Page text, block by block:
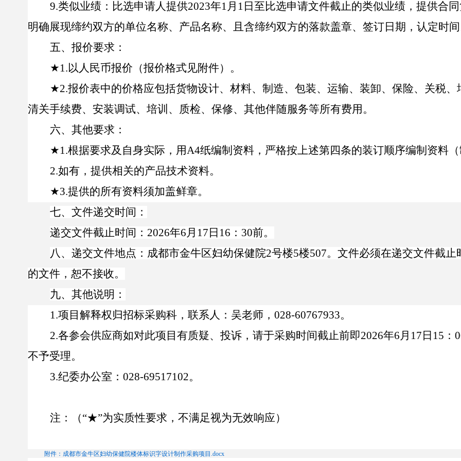
9.类似业绩： 比选申请人提供2023年1月 1 日至比选申请文件截止的类似业绩，提供合
明确展现缔约双方的单位名称、产品名称、且含缔约双方的落款盖章、签订日期 ， 认定时
五、报价要求 ：
★1.以人民币报价（报价格式见附件）。
★2.报价表中的价格应包括货物设计、材料、制造、包装、运输、装卸、保险、关税
清关手续费、 安装调试、培训、质检、保修、其他伴随服务等所有费用。
六、其他要求 ：
★1.根据要求及自身实际，用A4纸编制资料，严格按上述第四条的装订顺序编制资料（
2.如有，提供相关的产品技术资料。
★3.提供的所有资料须加盖鲜章。
七、文件递交时间 ：
递交文件截止时间： 2026年6月 17 日 16 ： 30前。
八、递交文件地点： 成都市金牛区妇幼保健院2号楼5楼507。文件必须在递交文件截
的文件，恕不接收。
九、其他说明 ：
1.项目解释权归招标采购科，联系人：吴老师， 028-60767933。
2.各参会供应商如对此项目有质疑、投诉，请于采购时间截止前即2026年6月 17 日 15 ：
不予受理。
3.纪委办公室 ： 028-69517102。
注：（“★”为实质性要求，不满足视为无效响应）
附件：成都市金牛区妇幼保健院楼体标识字设计制作采购项目.docx